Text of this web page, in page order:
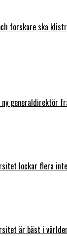
forskare ska
ny generaldirektör
lockar flera
är bäst i